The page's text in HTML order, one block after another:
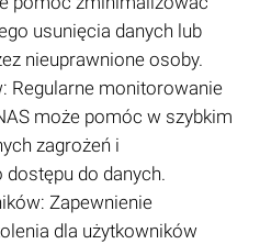
usunięcia danych lub
nieuprawnione osoby.
Regularne monitorowanie
może pomóc w szybkim
zagrożeń i
do danych.
Zapewnienie
dla użytkowników